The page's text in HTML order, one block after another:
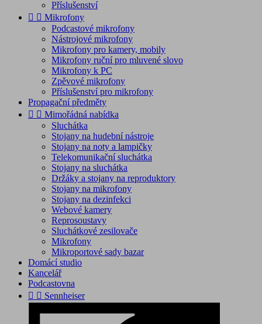
Příslušenství
  Mikrofony
Podcastové mikrofony
Nástrojové mikrofony
Mikrofony pro kamery, mobily
Mikrofony ruční pro mluvené slovo
Mikrofony k PC
Zpěvové mikrofony
Příslušenství pro mikrofony
Propagační předměty
  Mimořádná nabídka
Sluchátka
Stojany na hudební nástroje
Stojany na noty a lampičky
Telekomunikační sluchátka
Stojany na sluchátka
Držáky a stojany na reproduktory
Stojany na mikrofony
Stojany na dezinfekci
Webové kamery
Reprosoustavy
Sluchátkové zesilovače
Mikrofony
Mikroportové sady bazar
Domácí studio
Kancelář
Podcastovna
  Sennheiser